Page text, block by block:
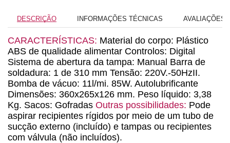
DESCRIÇÃO INFORMAÇÕES TÉCNICAS AVALIAÇÕES
CARACTERÍSTICAS: Material do corpo: Plástico
ABS de qualidade alimentar Controlos: Digital
Sistema de abertura da tampa: Manual Barra de
soldadura: 1 de 310 mm Tensão: 220V.-50HzII.
Bomba de vácuo: 11l/mi. 85W. Autolubrificante
Dimensões: 360x265x126 mm. Peso líquido: 3,38
Kg. Sacos: Gofradas Outras possibilidades: Pode
aspirar recipientes rígidos por meio de um tubo de
sucção externo (incluído) e tampas ou recipientes
com válvula (não incluídos).